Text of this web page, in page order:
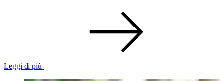
Leggi di più